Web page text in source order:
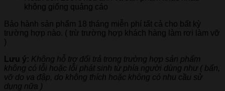
không giống quảng cáo
Bảo hành sản phẩm 18 tháng miễn phí tất cả cho bất kỳ
trường hợp nào. ( trừ trường hợp khách hàng làm rơi làm vỡ
)
Lưu ý: Không hỗ trợ đổi trả trong trường hợp sản phẩm
không có lỗi hoặc lỗi phát sinh từ phía người dùng như ( bẩn,
vỡ do va đập, do không thích hoặc không có nhu cầu sử
dụng nữa )